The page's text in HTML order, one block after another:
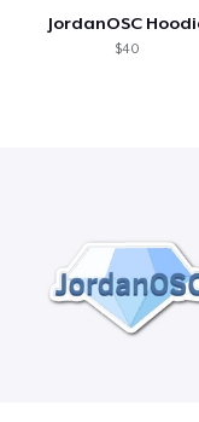
JordanOSC
$40